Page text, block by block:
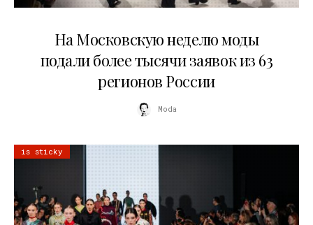
На Московскую неделю моды
подали более тысячи заявок из 63
регионов России
Moda
is sticky